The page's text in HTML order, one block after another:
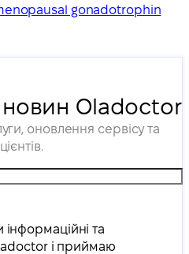
gonadotrophin
новин Oladoctor
оновлення сервісу та
та
і приймаю